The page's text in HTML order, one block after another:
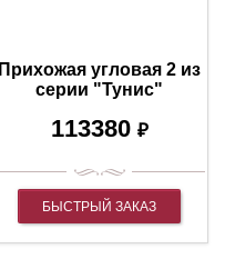
Прихожая угловая 2 из
серии "Тунис"
113380 ₽
БЫСТРЫЙ ЗАКАЗ